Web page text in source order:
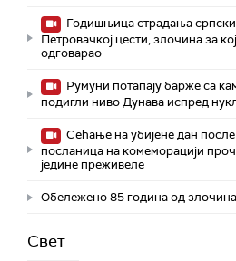
Годишњица страдања
Петровачкој цести, злочина за
одговарао
Румуни потапају барже са
подигли ниво Дунава испред
Сећање на убијене дан
посланица на комеморацији
једине преживеле
Обележено 85 година од
Свет